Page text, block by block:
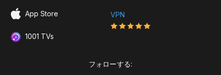
App Store
1001 TVs
VPN
フォローする: